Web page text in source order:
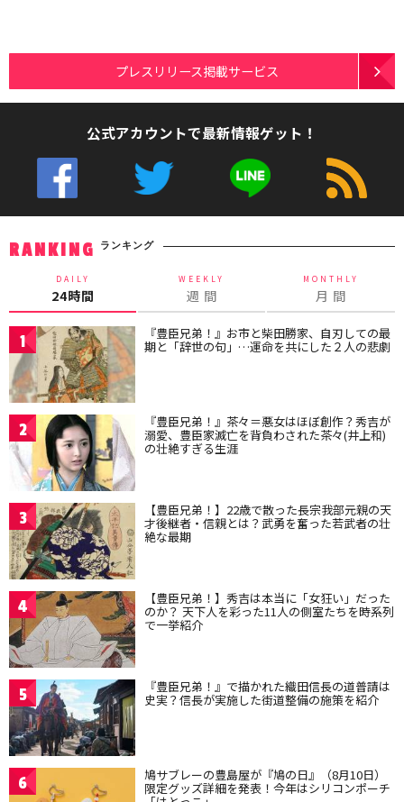
プレスリリース掲載サービス
公式アカウントで最新情報ゲット！
RANKING ランキング
DAILY
24時間
WEEKLY
週 間
MONTHLY
月 間
1 『豊臣兄弟！』お市と柴田勝家、自刃しての最
期と「辞世の句」…運命を共にした２人の悲劇
2 『豊臣兄弟！』茶々＝悪女はほぼ創作？秀吉が
溺愛、豊臣家滅亡を背負わされた茶々(井上和)
の壮絶すぎる生涯
3 【豊臣兄弟！】22歳で散った長宗我部元親の天
才後継者・信親とは？武勇を奮った若武者の壮
絶な最期
4 【豊臣兄弟！】秀吉は本当に「女狂い」だった
のか？ 天下人を彩った11人の側室たちを時系列
で一挙紹介
5 『豊臣兄弟！』で描かれた織田信長の道普請は
史実？信長が実施した街道整備の施策を紹介
6 鳩サブレーの豊島屋が『鳩の日』（8月10日）
限定グッズ詳細を発表！今年はシリコンポーチ